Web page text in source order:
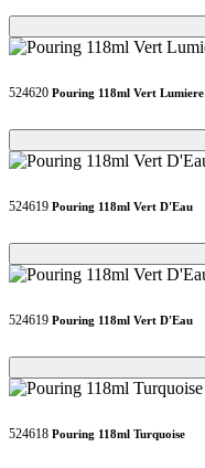
Loading...
Loading...
524620 Pouring 118ml Vert Lumiere
Loading...
Loading...
524619 Pouring 118ml Vert D'Eau
Loading...
Loading...
524619 Pouring 118ml Vert D'Eau
Loading...
Loading...
524618 Pouring 118ml Turquoise